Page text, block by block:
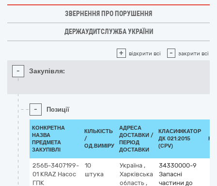
ЗВЕРНЕННЯ ПРО ПОРУШЕННЯ
ДЕРЖАУДИТСЛУЖБА УКРАЇНИ
+ відкрити всі - закрити всі
- Закупівля:
- Позиції
КОНКРЕТНА
НАЗВА
ПРЕДМЕТА
ЗАКУПІВЛІ
КІЛЬКІСТЬ
/
ОД.ВИМІРУ
АДРЕСА
ДОСТАВКИ /
ПЕРІОД
ДОСТАВКИ
КЛАСИФІКАТОР
ДК 021:2015
(CPV)
256Б-3407199-
01 KRAZ Насос
ГПК
10
штука
Україна ,
Харківська
область ,
34330000-9
Запасні
частини до